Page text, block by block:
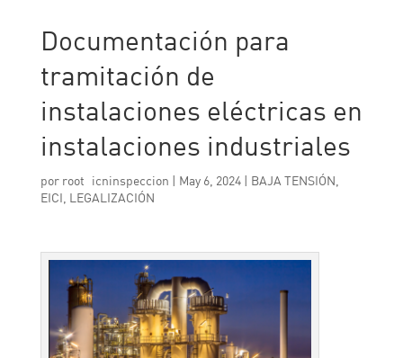
Documentación para
tramitación de
instalaciones eléctricas en
instalaciones industriales
por root_icninspeccion | May 6, 2024| BAJA TENSIÓN
EICI LEGALIZACIÓN